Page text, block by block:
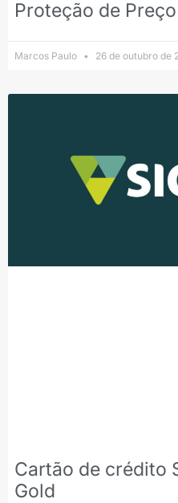
Proteção de Preço
Marcos Paulo 26 de outubro de
Cartão de crédito
Gold